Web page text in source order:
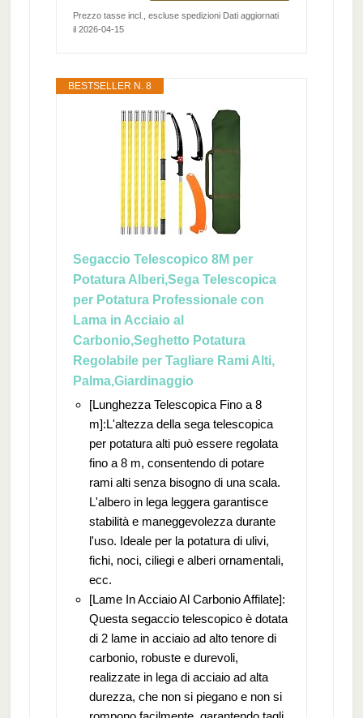
Prezzo tasse incl., escluse spedizioni Dati aggiornati
il 2026-04-15
BESTSELLER N. 8
Segaccio Telescopico 8M per
Potatura Alberi,Sega Telescopica
per Potatura Professionale con
Lama in Acciaio al
Carbonio,Seghetto Potatura
Regolabile per Tagliare Rami Alti,
Palma,Giardinaggio
[Lunghezza Telescopica Fino a 8
m]:L'altezza della sega telescopica
per potatura alti può essere regolata
fino a 8 m, consentendo di potare
rami alti senza bisogno di una scala.
L'albero in lega leggera garantisce
stabilità e maneggevolezza durante
l'uso. Ideale per la potatura di ulivi,
fichi, noci, ciliegi e alberi ornamentali,
ecc.
[Lame In Acciaio Al Carbonio Affilate]:
Questa segaccio telescopico è dotata
di 2 lame in acciaio ad alto tenore di
carbonio, robuste e durevoli,
realizzate in lega di acciaio ad alta
durezza, che non si piegano e non si